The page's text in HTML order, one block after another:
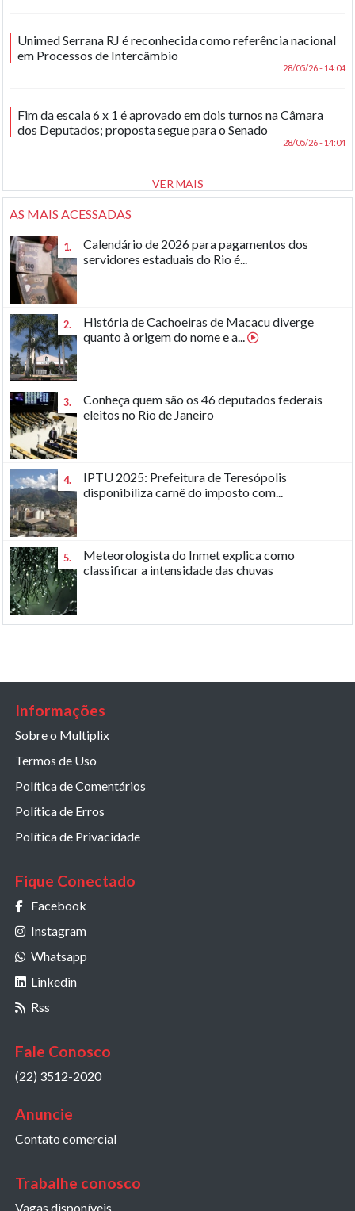
Unimed Serrana RJ é reconhecida como referência nacional
em Processos de Intercâmbio
28/05/26 - 14:04
Fim da escala 6 x 1 é aprovado em dois turnos na Câmara
dos Deputados; proposta segue para o Senado
28/05/26 - 14:04
VER MAIS
AS MAIS ACESSADAS
1.
Calendário de 2026 para pagamentos dos
servidores estaduais do Rio é...
2.
História de Cachoeiras de Macacu diverge
quanto à origem do nome e a...
3.
Conheça quem são os 46 deputados federais
eleitos no Rio de Janeiro
4.
IPTU 2025: Prefeitura de Teresópolis
disponibiliza carnê do imposto com...
5.
Meteorologista do Inmet explica como
classificar a intensidade das chuvas
Informações
Sobre o Multiplix
Termos de Uso
Política de Comentários
Política de Erros
Política de Privacidade
Fique Conectado
Facebook
Instagram
Whatsapp
Linkedin
Rss
Fale Conosco
(22) 3512-2020
Anuncie
Contato comercial
Trabalhe conosco
Vagas disponíveis